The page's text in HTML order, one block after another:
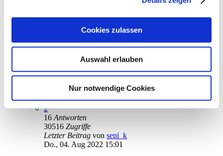
Cookies zulassen
Auswahl erlauben
Nur notwendige Cookies
Auftrag bereits eingereicht
Fr., 05. Aug 2022 13:40
15488Zugriffe
Letzter BeitragvonDieter1952
Fr., 05. Aug 2022 14:21
Do., 28. Jul 2022 11:17
1
2
16 Antworten
30516 Zugriffe
Letzter Beitrag von seni_k
Do., 04. Aug 2022 15:01